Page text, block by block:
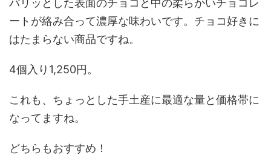
ートが絡み合って濃厚な味わいです。チョコ好きに
はたまらない商品ですね。
4個入り1,250円。
これも、ちょっとした手土産に最適な量と価格帯に
なってますね。
どちらもおすすめ！